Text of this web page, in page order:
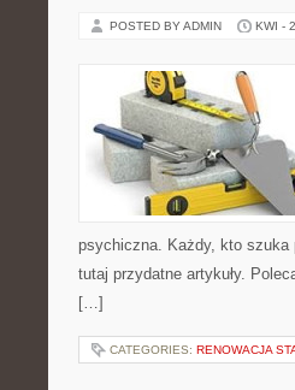
POSTED BY ADMIN KWI -
psychiczna. Każdy, kto szuka
tutaj przydatne artykuły.
[…]
CATEGORIES: RENOWACJA